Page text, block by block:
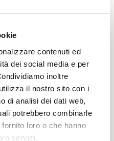
contenuti ed
dei social media e per
inoltre
il nostro sito con i
di analisi dei dati web,
potrebbero combinarle
loro o che hanno
servizi.
e dialogo
occidentale